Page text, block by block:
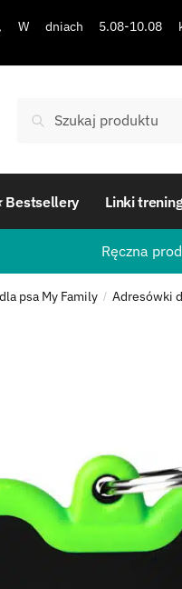
W dniach 5.08-10.08
Szukaj
Bestsellery Linki
Ręczna
psa My Family / Adresówki